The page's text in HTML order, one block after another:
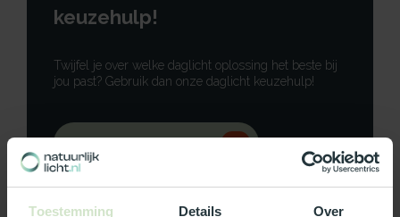
Toestemming Details Over
keuzehulp!
Twijfel je over welke daglicht oplossing het beste bij
jou past? Gebruik dan onze daglicht keuzehulp!
Neem contact op